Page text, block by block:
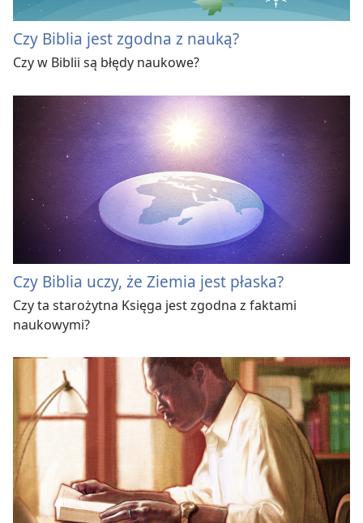
Czy Biblia jest zgodna z nauką?
Czy w Biblii są błędy naukowe?
Czy Biblia uczy, że Ziemia jest płaska?
Czy ta starożytna Księga jest zgodna z faktami
naukowymi?